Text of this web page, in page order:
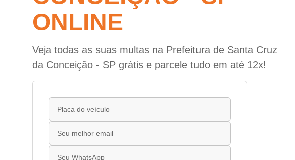
ONLINE
Veja todas as suas multas na Prefeitura de Santa Cruz
da Conceição - SP grátis e parcele tudo em até 12x!